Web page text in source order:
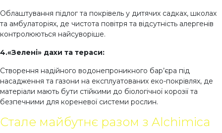
Облаштування підлог та покрівель у дитячих садках, школах
та амбулаторіях, де чистота повітря та відсутність алергенів
контролюються найсуворіше.
4.«Зелені» дахи та тераси:
Створення надійного водонепроникного бар’єра під
насадження та газони на експлуатованих еко-покрівлях, де
матеріали мають бути стійкими до біологічної корозії та
безпечними для кореневої системи рослин.
Стале майбутнє разом з Alchimica